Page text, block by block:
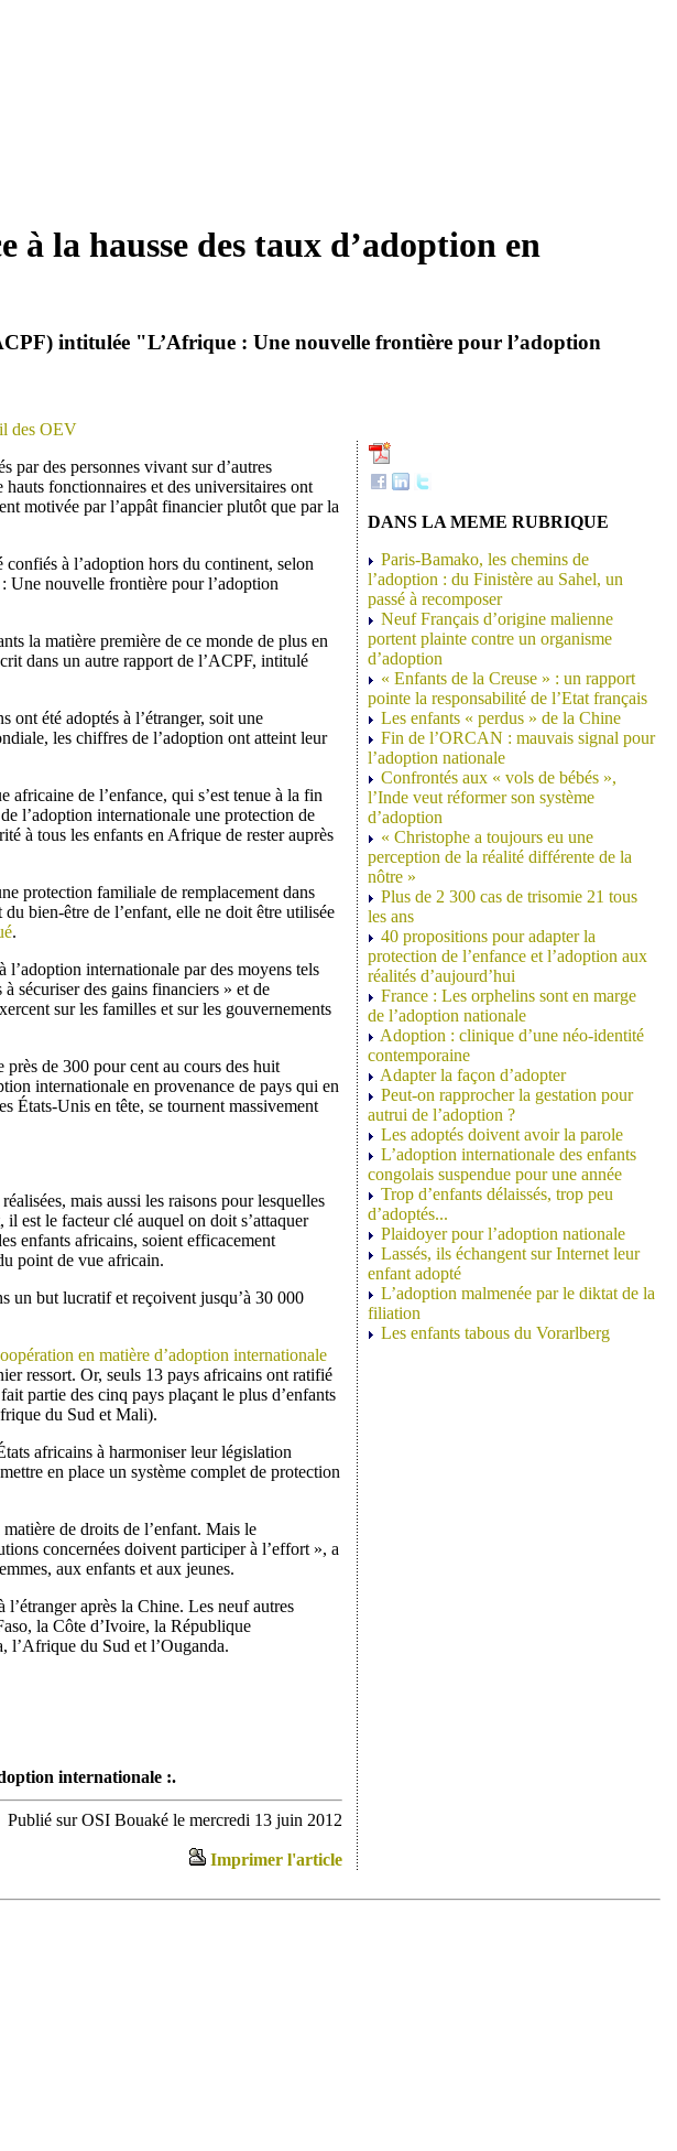
à la hausse des taux d’adoption en
intitulée "L’Afrique : Une nouvelle frontière pour l’adoption
des OEV
par des personnes vivant sur d’autres
fonctionnaires et des universitaires ont
motivée par l’appât financier plutôt que par la
à l’adoption hors du continent, selon
nouvelle frontière pour l’adoption
la matière première de ce monde de plus en
dans un autre rapport de l’ACPF, intitulé
ont été adoptés à l’étranger, soit une
les chiffres de l’adoption ont atteint leur
de l’enfance, qui s’est tenue à la fin
l’adoption internationale une protection de
à tous les enfants en Afrique de rester auprès
protection familiale de remplacement dans
bien-être de l’enfant, elle ne doit être utilisée
.
internationale par des moyens tels
sécuriser des gains financiers » et de
sur les familles et sur les gouvernements
près de 300 pour cent au cours des huit
internationale en provenance de pays qui en
États-Unis en tête, se tournent massivement
mais aussi les raisons pour lesquelles
il est le facteur clé auquel on doit s’attaquer
enfants africains, soient efficacement
point de vue africain.
un but lucratif et reçoivent jusqu’à 30 000
en matière d’adoption internationale
ressort. Or, seuls 13 pays africains ont ratifié
partie des cinq pays plaçant le plus d’enfants
du Sud et Mali).
africains à harmoniser leur législation
en place un système complet de protection
de droits de l’enfant. Mais le
concernées doivent participer à l’effort », a
aux enfants et aux jeunes.
après la Chine. Les neuf autres
la Côte d’Ivoire, la République
du Sud et l’Ouganda.
internationale :.
Publié sur OSI Bouaké le mercredi 13 juin 2012
Imprimer l'article
DANS LA MEME RUBRIQUE
Paris-Bamako, les chemins de
l’adoption : du Finistère au Sahel, un
passé à recomposer
Neuf Français d’origine malienne
portent plainte contre un organisme
d’adoption
« Enfants de la Creuse » : un rapport
pointe la responsabilité de l’Etat français
Les enfants « perdus » de la Chine
Fin de l’ORCAN : mauvais signal pour
l’adoption nationale
Confrontés aux « vols de bébés »,
l’Inde veut réformer son système
d’adoption
« Christophe a toujours eu une
perception de la réalité différente de la
nôtre »
Plus de 2 300 cas de trisomie 21 tous
les ans
40 propositions pour adapter la
protection de l’enfance et l’adoption aux
réalités d’aujourd’hui
France : Les orphelins sont en marge
de l’adoption nationale
Adoption : clinique d’une néo-identité
contemporaine
Adapter la façon d’adopter
Peut-on rapprocher la gestation pour
autrui de l’adoption ?
Les adoptés doivent avoir la parole
L’adoption internationale des enfants
congolais suspendue pour une année
Trop d’enfants délaissés, trop peu
d’adoptés...
Plaidoyer pour l’adoption nationale
Lassés, ils échangent sur Internet leur
enfant adopté
L’adoption malmenée par le diktat de la
filiation
Les enfants tabous du Vorarlberg